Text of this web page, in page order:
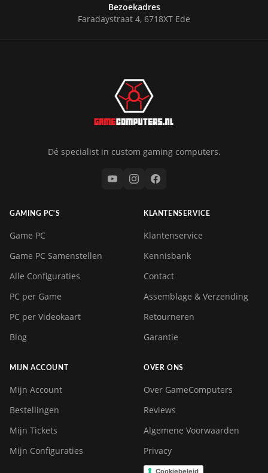
Bezoekadres
Faradaystraat 4, 6718XT Ede
Dé specialist in custom gaming computers.
GAMING PC'S
Game PC
Game PC Samenstellen
Alle Configuraties
PC per Game
PC per Videokaart
Blog
KLANTENSERVICE
Klantenservice
Kennisbank
Contact
Assemblage & Verzending
Retourneren
Garantie
MIJN ACCOUNT
Mijn Account
Bestellingen
Mijn Tickets
Mijn Configuraties
OVER ONS
Over GameComputers
Reviews
Algemene Voorwaarden
Privacy